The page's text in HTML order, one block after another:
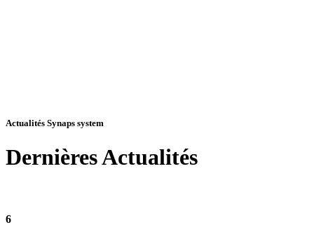
Actualités Synaps system
DernièresActualités
6